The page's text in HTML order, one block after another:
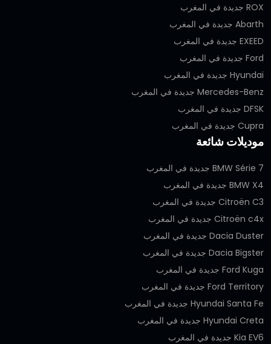
ROX جديدة في المغرب
Abarth جديدة في المغرب
EXEED جديدة في المغرب
Ford جديدة في المغرب
Hyundai جديدة في المغرب
Mercedes-Benz جديدة في المغرب
DFSK جديدة في المغرب
Cupra جديدة في المغرب
موديلات شائعة
BMW Série 7 جديدة في المغرب
BMW X4 جديدة في المغرب
Citroën C3 جديدة في المغرب
Citroën c4x جديدة في المغرب
Dacia Duster جديدة في المغرب
Dacia Bigster جديدة في المغرب
Ford Kuga جديدة في المغرب
Ford Territory جديدة في المغرب
Hyundai Santa Fe جديدة في المغرب
Hyundai Creta جديدة في المغرب
Kia EV6 جديدة في المغرب